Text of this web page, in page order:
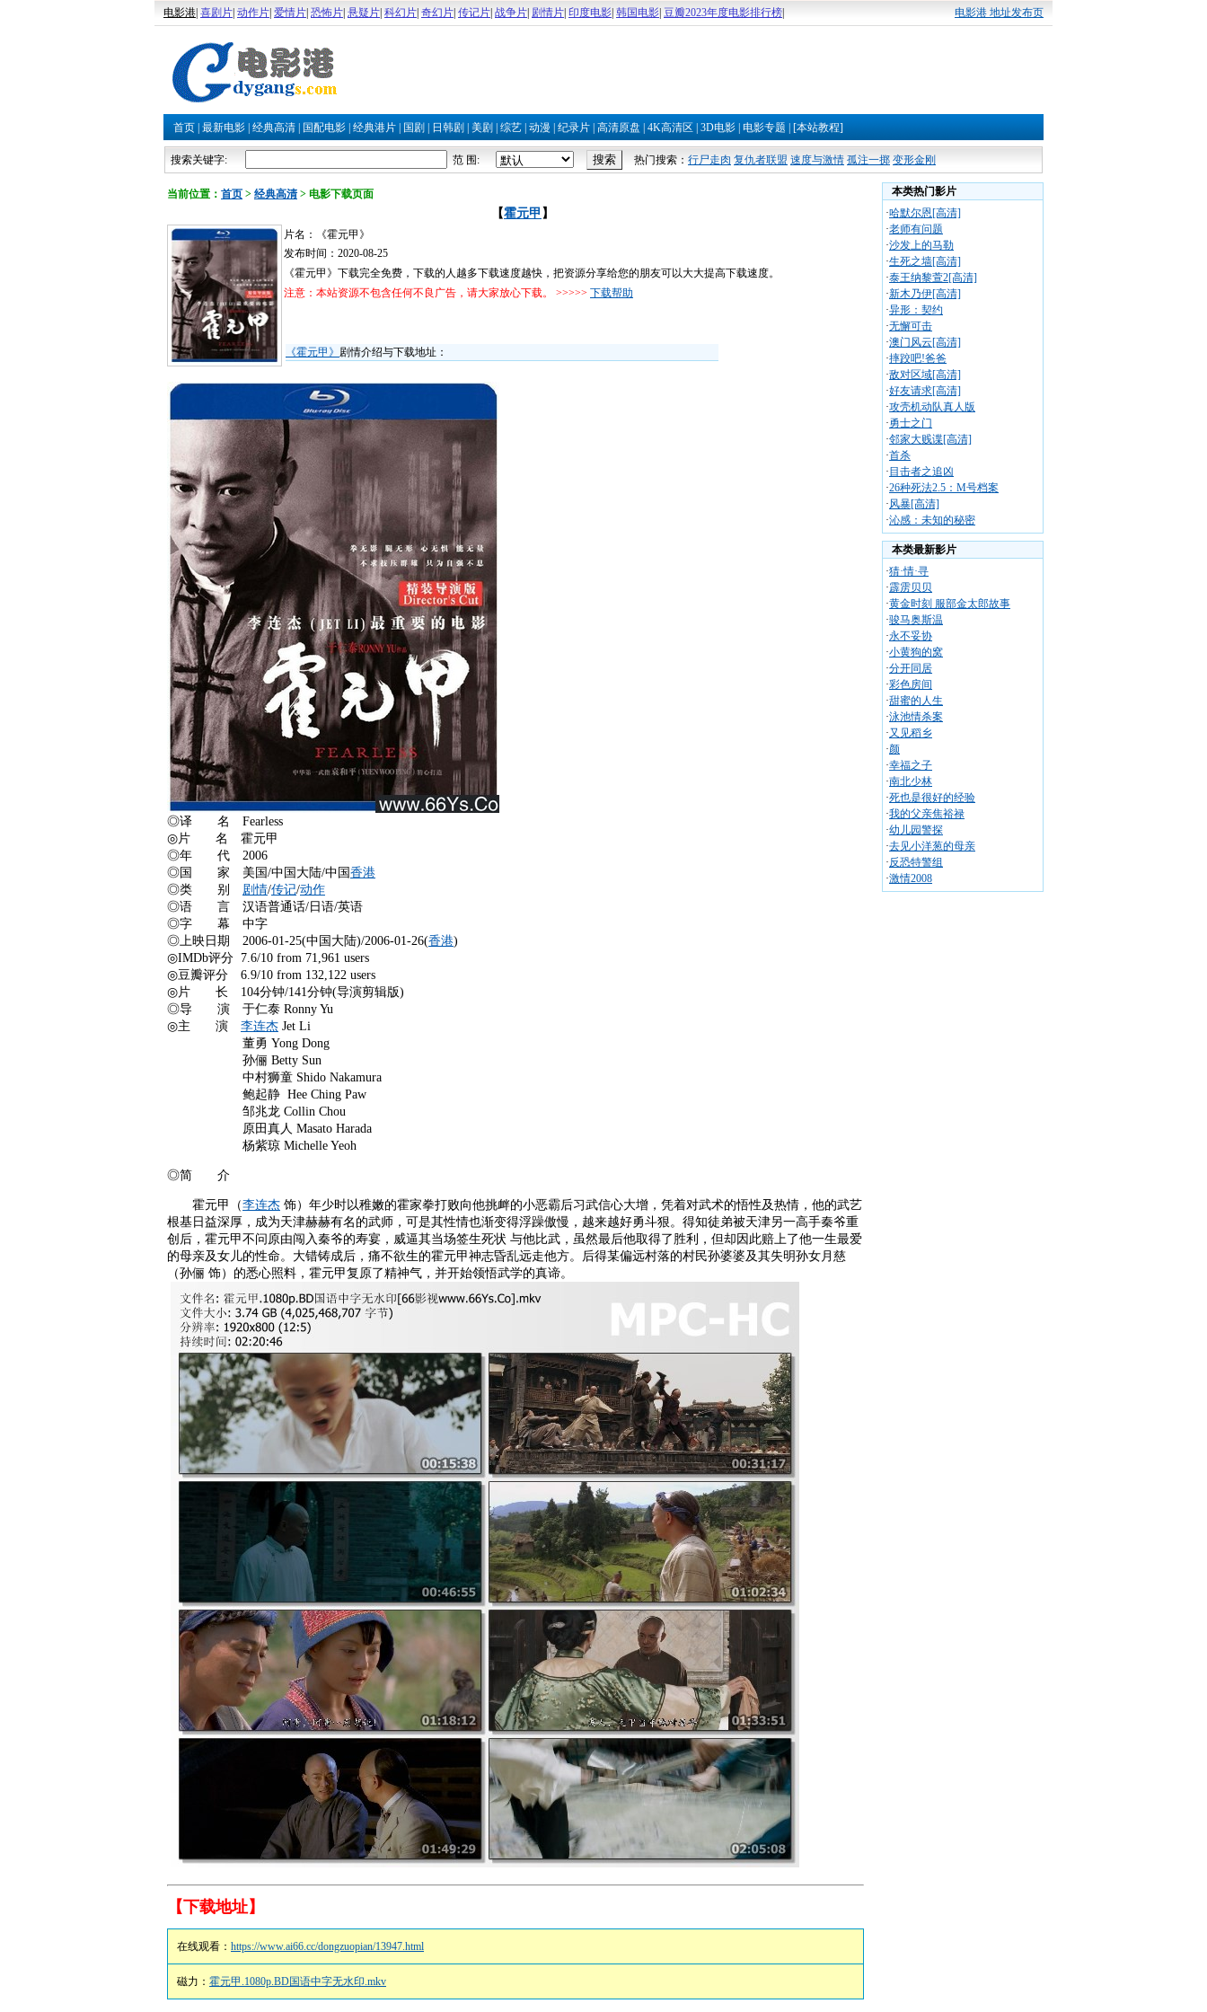
电影港 地址发布页
电影港 喜剧片 动作片 爱情片 恐怖片 悬疑片 科幻片 奇幻片 传记片 战争片 剧情片 印度电影 韩国电影 豆瓣2023年度电影排行榜
首页 最新电影 经典高清 国配电影 经典港片 国剧 日韩剧 美剧 综艺 动漫 纪录片 高清原盘 4K高清区 3D电影 电影专题 [本站教程]
搜索关键字: 范 围: 热门搜索： 行尸走肉 复仇者联盟 速度与激情 孤注一掷 变形金刚
当前位置： 首页 > 经典高清> 电影下载页面
【霍元甲 】
片名：《霍元甲》
发布时间：2020-08-25
《霍元甲》下载完全免费，下载的人越多下载速度越快，把资源分享给您的朋友可以大大提高下载速度。
注意：本站资源不包含任何不良广告，请大家放心下载。 >>>>> 下载帮助
《霍元甲》 剧情介绍与下载地址：
◎译 名 Fearless
◎片 名 霍元甲
◎年 代 2006
◎国 家 美国/中国大陆/中国 香港
◎类 别 剧情/传记/动作
◎语 言 汉语普通话/日语/英语
◎字 幕 中字
◎上映日期 2006-01-25(中国大陆)/2006-01-26(香港)
◎IMDb评分 7.6/10 from 71,961 users
◎豆瓣评分 6.9/10 from 132,122 users
◎片 长 104分钟/141分钟(导演剪辑版)
◎导 演 于仁泰 Ronny Yu
◎主 演 李连杰 Jet Li
董勇 Yong Dong
孙俪 Betty Sun
中村狮童 Shido Nakamura
鲍起静 Hee Ching Paw
邹兆龙 Collin Chou
原田真人 Masato Harada
杨紫琼 Michelle Yeoh
◎简 介
霍元甲（李连杰 饰）年少时以稚嫩的霍家拳打败向他挑衅的小恶霸后习武信心大增，凭着对武术的悟性及热情，他的武艺
根基日益深厚，成为天津赫赫有名的武师，可是其性情也渐变得浮躁傲慢，越来越好勇斗狠。得知徒弟被天津另一高手秦爷重
创后，霍元甲不问原由闯入秦爷的寿宴，威逼其当场签生死状 与他比武，虽然最后他取得了胜利，但却因此赔上了他一生最爱
的母亲及女儿的性命。大错铸成后，痛不欲生的霍元甲神志昏乱远走他方。后得某偏远村落的村民孙婆婆及其失明孙女月慈
（孙俪 饰）的悉心照料，霍元甲复原了精神气，并开始领悟武学的真谛。
【下载地址】
在线观看： https://www.ai66.cc/dongzuopian/13947.html
磁力： 霍元甲.1080p.BD国语中字无水印.mkv
本类热门影片
·哈默尔恩[高清]
·老师有问题
·沙发上的马勒
·生死之墙[高清]
·泰王纳黎萱2[高清]
·新木乃伊[高清]
·异形：契约
·无懈可击
·澳门风云[高清]
·摔跤吧!爸爸
·敌对区域[高清]
·好友请求[高清]
·攻壳机动队真人版
·勇士之门
·邻家大贱谍[高清]
·首杀
· 目击者之追凶
·26种死法2.5：M号档案
·风暴[高清]
·沁感：未知的秘密
本类最新影片
·猜·情·寻
·霹雳贝贝
·黄金时刻 服部金太郎故事
·骏马奥斯温
·永不妥协
·小黄狗的窝
·分开同居
·彩色房间
·甜蜜的人生
·泳池情杀案
·又见稻乡
·颜
·幸福之子
·南北少林
·死也是很好的经验
·我的父亲焦裕禄
·幼儿园警探
·去见小洋葱的母亲
·反恐特警组
·激情2008